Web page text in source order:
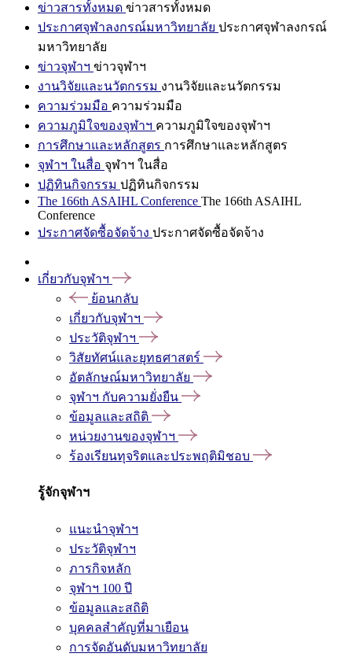
ข่าวสารทั้งหมด ข่าวสารทั้งหมด
ประกาศจุฬาลงกรณ์มหาวิทยาลัย ประกาศจุฬาลงกรณ์
มหาวิทยาลัย
ข่าวจุฬาฯ ข่าวจุฬาฯ
งานวิจัยและนวัตกรรม งานวิจัยและนวัตกรรม
ความร่วมมือ ความร่วมมือ
ความภูมิใจของจุฬาฯ ความภูมิใจของจุฬาฯ
การศึกษาและหลักสูตร การศึกษาและหลักสูตร
จุฬาฯ ในสื่อ จุฬาฯ ในสื่อ
ปฏิทินกิจกรรม ปฏิทินกิจกรรม
The 166th ASAIHL Conference The 166th ASAIHL
Conference
ประกาศจัดซื้อจัดจ้าง ประกาศจัดซื้อจัดจ้าง
เกี่ยวกับจุฬาฯ
ย้อนกลับ
เกี่ยวกับจุฬาฯ
ประวัติจุฬาฯ
วิสัยทัศน์และยุทธศาสตร์
อัตลักษณ์มหาวิทยาลัย
จุฬาฯ กับความยั่งยืน
ข้อมูลและสถิติ
หน่วยงานของจุฬาฯ
ร้องเรียนทุจริตและประพฤติมิชอบ
รู้จักจุฬาฯ
แนะนำจุฬาฯ
ประวัติจุฬาฯ
ภารกิจหลัก
จุฬาฯ 100 ปี
ข้อมูลและสถิติ
บุคคลสำคัญที่มาเยือน
การจัดอันดับมหาวิทยาลัย